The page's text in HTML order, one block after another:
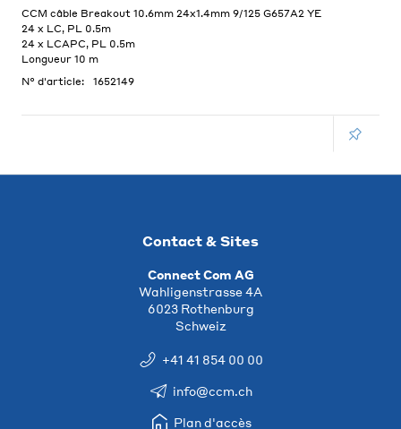
CCM câble Breakout 10.6mm 24x1.4mm 9/125 G657A2 YE
24 x LC, PL 0.5m
24 x LCAPC, PL 0.5m
Longueur 10 m
N° d'article:
1652149
Contact & Sites
Connect Com AG
Wahligenstrasse 4A
6023 Rothenburg
Schweiz
+41 41 854 00 00
info@ccm.ch
Plan d'accès